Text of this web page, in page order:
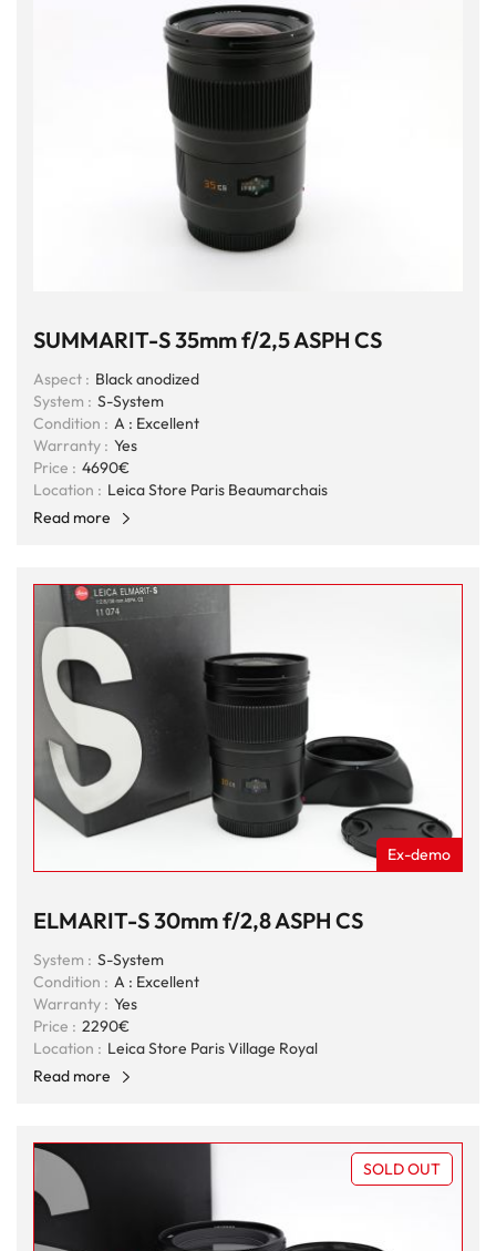
SUMMARIT-S 35mm f/2,5 ASPH CS
Aspect : Black anodized
System : S-System
Condition : A : Excellent
Warranty : Yes
Price : 4690€
Location : Leica Store Paris Beaumarchais
Read more
Ex-demo
ELMARIT-S 30mm f/2,8 ASPH CS
System : S-System
Condition : A : Excellent
Warranty : Yes
Price : 2290€
Location : Leica Store Paris Village Royal
Read more
SOLD OUT